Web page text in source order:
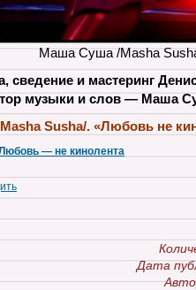
Маша Суша /Masha
сведение и мастеринг
музыки и слов — Маша
Susha/. «Любовь не
— не кинолента
Дата